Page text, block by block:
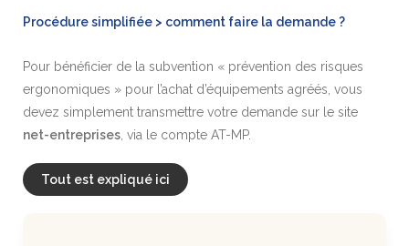
Procédure simplifiée > comment faire la demande ?
Pour bénéficier de la subvention « prévention des risques
ergonomiques » pour l’achat d’équipements agréés, vous
devez simplement transmettre votre demande sur le site
net-entreprises , via le compte AT-MP.
Tout est expliqué ici